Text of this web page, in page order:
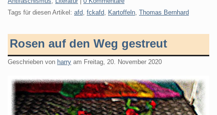
Tags für diesen Artikel: afd, fckafd, Kartoffeln, Thomas Bernhard
Rosen auf den Weg gestreut
Geschrieben von harry am Freitag, 20. November 2020